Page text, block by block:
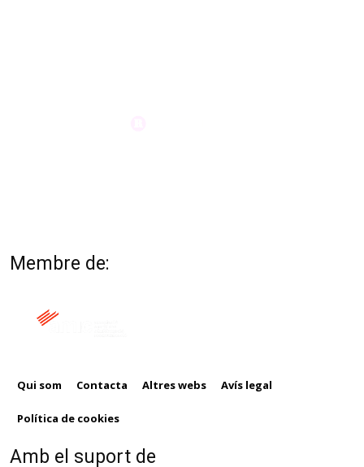
Membre de:
Qui som Contacta Altres webs Avís legal
Política de cookies
Amb el suport de